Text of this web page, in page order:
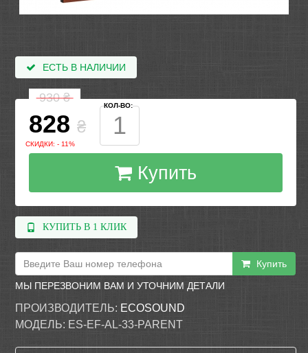
ЕСТЬ В НАЛИЧИИ
930₴
828 ₴
СКИДКИ: - 11%
КОЛ-ВО:
Купить
КУПИТЬ В 1 КЛИК
Купить
МЫ ПЕРЕЗВОНИМ ВАМ И УТОЧНИМ ДЕТАЛИ
ПРОИЗВОДИТЕЛЬ: ECOSOUND
МОДЕЛЬ: ES-EF-AL-33-PARENT